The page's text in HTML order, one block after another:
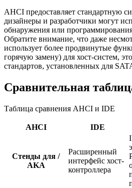
AHCI предоставляет стандартную
дизайнеры и разработчики могут
обнаружения или
Обратите внимание, что даже
использует более продвинутые
горячую замену) для хост-систем,
стандартов, установленных для
Сравнительная
Таблица сравнения AHCI и IDE
AHCI IDE
Стенды для /
AKA
Расширенный
интерфейс хост-
контроллера